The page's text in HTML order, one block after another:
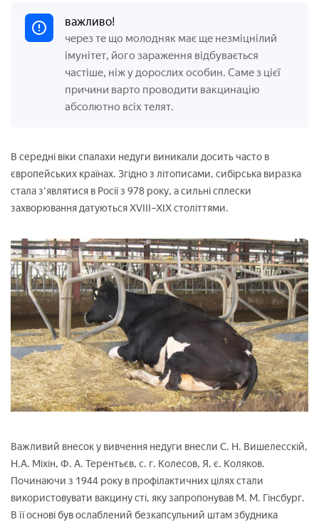
важливо!
через те що молодняк має ще незміцнілий
імунітет, його зараження відбувається
частіше, ніж у дорослих особин. Саме з цієї
причини варто проводити вакцинацію
абсолютно всіх телят.
В середні віки спалахи недуги виникали досить часто в
європейських країнах. Згідно з літописами, сибірська виразка
стала з'являтися в Росії з 978 року, а сильні сплески
захворювання датуються XVIII–XIX століттями.
Важливий внесок у вивчення недуги внесли С. Н. Вишелесскій,
Н.А. Міхін, Ф. А. Терентьєв, с. г. Колесов, Я. є. Коляков.
Починаючи з 1944 року в профілактичних цілях стали
використовувати вакцину сті, яку запропонував М. М. Гінсбург.
В її основі був ослаблений безкапсульний штам збудника